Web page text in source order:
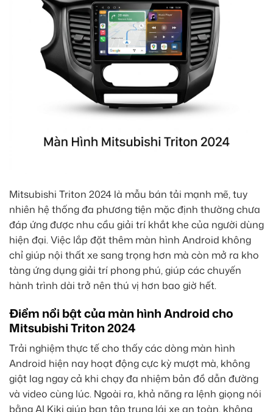
Mitsubishi Triton 2024 là mẫu bán tải mạnh mẽ, tuy
nhiên hệ thống đa phương tiện mặc định thường chưa
đáp ứng được nhu cầu giải trí khắt khe của người dùng
hiện đại. Việc lắp đặt thêm màn hình Android không
chỉ giúp nội thất xe sang trọng hơn mà còn mở ra kho
tàng ứng dụng giải trí phong phú, giúp các chuyến
hành trình dài trở nên thú vị hơn bao giờ hết.
Điểm nổi bật của màn hình Android cho
Mitsubishi Triton 2024
Trải nghiệm thực tế cho thấy các dòng màn hình
Android hiện nay hoạt động cực kỳ mượt mà, không
giật lag ngay cả khi chạy đa nhiệm bản đồ dẫn đường
và video cùng lúc. Ngoài ra, khả năng ra lệnh giọng nói
bằng AI Kiki giúp bạn tập trung lái xe an toàn, không